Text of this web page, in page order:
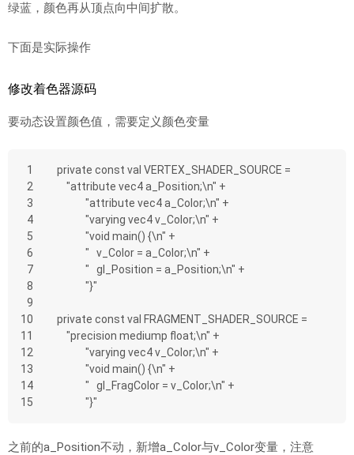
绿蓝，颜色再从顶点向中间扩散。
下面是实际操作
修改着色器源码
要动态设置颜色值，需要定义颜色变量
1
2
3
4
5
6
7
8
9
10
11
12
13
14
15
private const val VERTEX_SHADER_SOURCE =
    "attribute vec4 a_Position;\n" +
            "attribute vec4 a_Color;\n" +
            "varying vec4 v_Color;\n" +
            "void main() {\n" +
            "   v_Color = a_Color;\n" +
            "   gl_Position = a_Position;\n" +
            "}"
private const val FRAGMENT_SHADER_SOURCE =
    "precision mediump float;\n" +
            "varying vec4 v_Color;\n" +
            "void main() {\n" +
            "   gl_FragColor = v_Color;\n" +
            "}"
之前的a_Position不动，新增a_Color与v_Color变量，注意